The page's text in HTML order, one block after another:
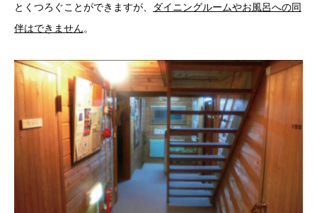
とくつろぐことができますが、
ダイニングルームやお風呂への同
伴はできません。